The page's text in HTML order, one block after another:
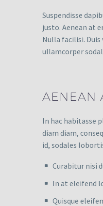
Suspendisse
justo. Aenean at
Nulla facilisi.
ullamcorper
AENEAN
In hac habitasse
diam diam,
id, sodales
Curabitur nisi
In at eleifend
Quisque